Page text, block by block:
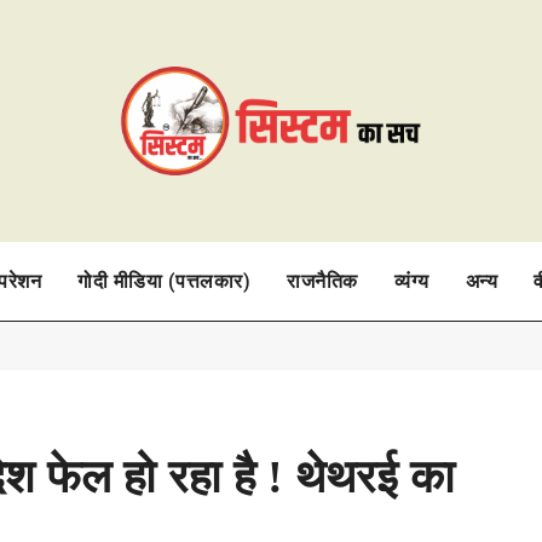
गोदी मीडिया (पत्तलकार) राजनैतिक व्यंग्य अन्य
फेल हो रहा है ! थेथरई का